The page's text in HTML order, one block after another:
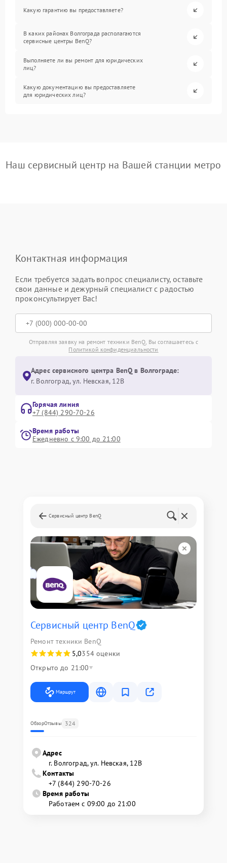
Какую гарантию вы предоставляете?
В каких районах Волгограда располагаются
сервисные центры BenQ?
Выполняете ли вы ремонт для юридических
лиц?
Какую документацию вы предоставляете
для юридических лиц?
Наш сервисный центр на Вашей станции метро
Контактная информация
Если требуется задать вопрос специалисту, оставьте
свои данные и дежурный специалист с радостью
проконсультирует Вас!
Отправляя заявку на ремонт техники BenQ, Вы соглашаетесь с
Политикой конфиденциальности
Адрес сервисного центра BenQ в Волгограде:
г. Волгоград, ул. Невская, 12В
Горячая линия
+7 (844) 290-70-26
Время работы
Ежедневно с 9:00 до 21:00
Сервисный центр BenQ
Сервисный центр BenQ
Ремонт техники BenQ
5,0354 оценки
Открыто до 21:00
Маршрут
ОбзорОтзывы 324
Адрес
г. Волгоград, ул. Невская, 12В
Контакты
+7 (844) 290-70-26
Время работы
Работаем с 09:00 до 21:00